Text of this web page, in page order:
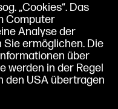
„Cookies“. Das
Computer
Analyse der
ermöglichen. Die
über
werden in der Regel
den USA übertragen